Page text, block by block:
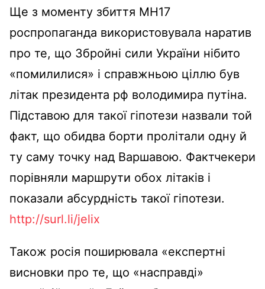
Ще з моменту збиття МН17
роспропаганда використовувала наратив
про те, що Збройні сили України нібито
«помилилися» і справжньою ціллю був
літак президента рф володимира путіна.
Підставою для такої гіпотези назвали той
факт, що обидва борти пролітали одну й
ту саму точку над Варшавою. Фактчекери
порівняли маршрути обох літаків і
показали абсурдність такої гіпотези.
http://surl.li/jelix
Також росія поширювала «експертні
висновки про те, що «насправді»